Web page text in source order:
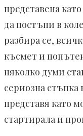
представена
да постъпи в
разбира се,
късмет и
няколко думи
сериозна
представя като
стартирала и